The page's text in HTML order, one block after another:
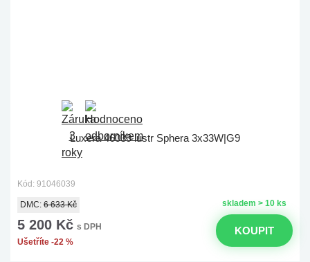
Luxera 46039 lustr Sphera 3x33W|G9
Kód: 91046039
skladem > 10 ks
DMC: 6 633 Kč
5 200 Kč s DPH
Ušetříte -22 %
KOUPIT